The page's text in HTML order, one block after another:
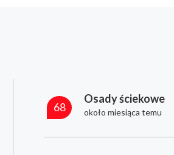
68
Osady ściekowe
około miesiąca temu